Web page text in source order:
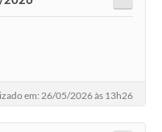
em: 26/05/2026 às 13h26